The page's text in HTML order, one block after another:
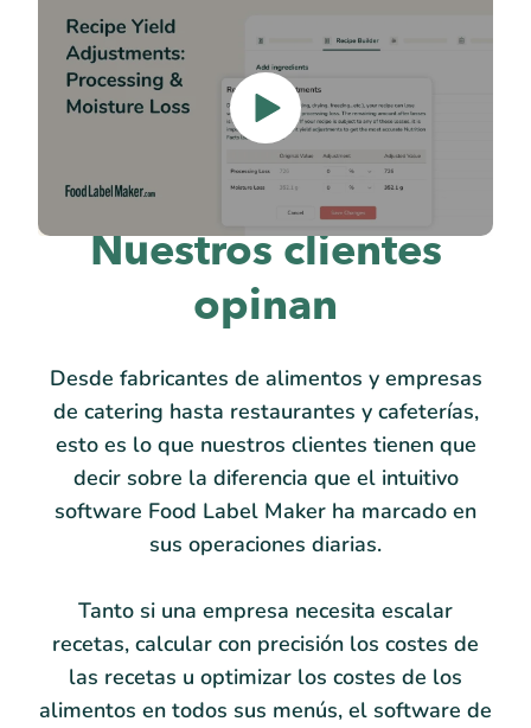
Nuestros clientes
opinan
Desde fabricantes de alimentos y empresas
de catering hasta restaurantes y cafeterías,
esto es lo que nuestros clientes tienen que
decir sobre la diferencia que el intuitivo
software Food Label Maker ha marcado en
sus operaciones diarias.
Tanto si una empresa necesita escalar
recetas, calcular con precisión los costes de
las recetas u optimizar los costes de los
alimentos en todos sus menús, el software de